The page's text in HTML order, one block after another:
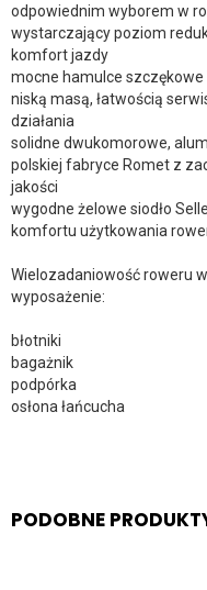
odpowiednim wyborem w
wystarczający poziom
komfort jazdy
mocne hamulce
niską masą, łatwością
działania
solidne dwukomorowe,
polskiej fabryce Romet z
jakości
wygodne żelowe siodło
komfortu użytkowania
Wielozadaniowość roweru
wyposażenie:
błotniki
bagażnik
podpórka
osłona łańcucha
PODOBNE